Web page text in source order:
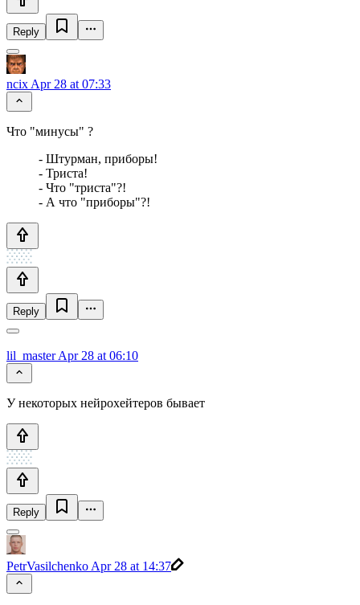
Reply
ncix Apr 28 at 07:33
Что "минусы" ?
- Штурман, приборы!
- Триста!
- Что "триста"?!
- А что "приборы"?!
Reply
lil_masterApr 28 at 06:10
У некоторых нейрохейтеров бывает
Reply
PetrVasilchenko Apr 28 at 14:37